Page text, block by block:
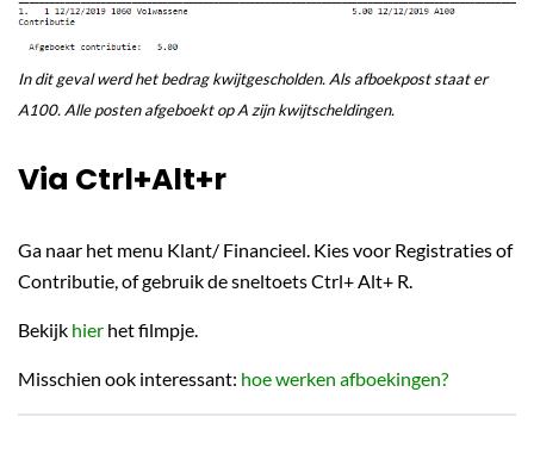
In dit geval werd het bedrag kwijtgescholden. Als afboekpost staat er
A100. Alle posten afgeboekt op A zijn kwijtscheldingen.
Via Ctrl+Alt+r
Ga naar het menu Klant/ Financieel. Kies voor Registraties of
Contributie, of gebruik de sneltoets Ctrl+ Alt+ R.
Bekijk hier het filmpje.
Misschien ook interessant: hoe werken afboekingen?